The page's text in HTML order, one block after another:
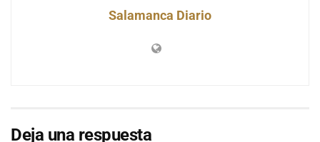
Salamanca Diario
Deja una respuesta